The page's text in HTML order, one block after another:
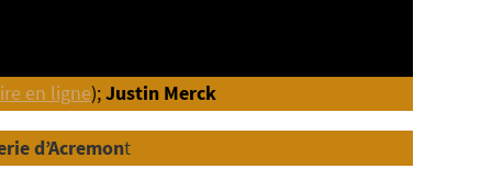
en ligne);Justin Merck
d’Acremont